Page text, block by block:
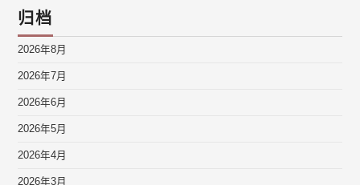
归档
2026年8月
2026年7月
2026年6月
2026年5月
2026年4月
2026年3月